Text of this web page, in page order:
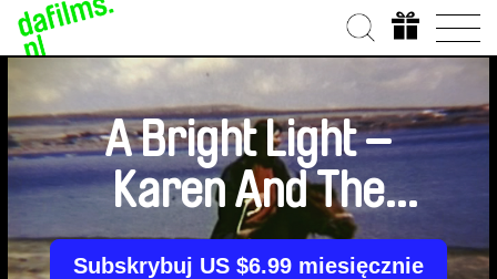
A Bright Light –
Karen And The
Process
Subskrybuj US $6.99 miesięcznie